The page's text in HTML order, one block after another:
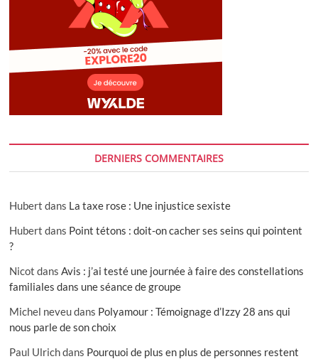
DERNIERS COMMENTAIRES
Hubert dans La taxe rose : Une injustice sexiste
Hubert dans Point tétons : doit-on cacher ses seins qui pointent
?
Nicot dansAvis : j’ai testé une journée à faire des constellations
familiales dans une séance de groupe
Michel neveudans Polyamour : Témoignage d’Izzy 28 ans qui
nous parle de son choix
Paul Ulrichdans Pourquoi de plus en plus de personnes restent